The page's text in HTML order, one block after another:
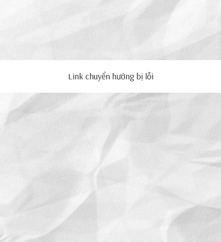
Link chuyển hướng bị lỗi